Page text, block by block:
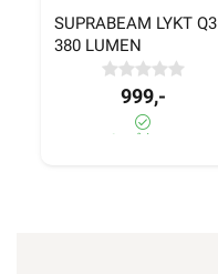
SUPRABEAM LYKT Q3
380 LUMEN
999,-
6± på lager